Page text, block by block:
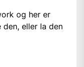
og her er
eller la den